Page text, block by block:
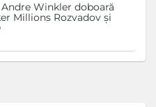
Winkler doboară
Millions Rozvadov și